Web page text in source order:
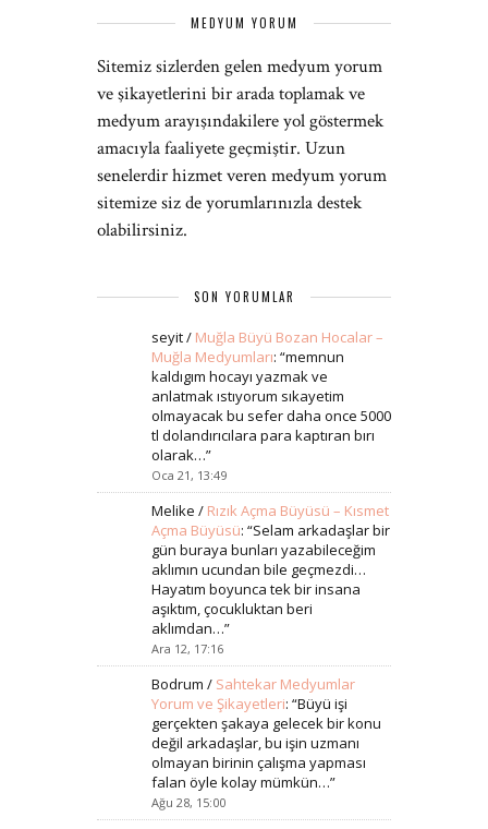
MEDYUM YORUM
Sitemiz sizlerden gelen medyum yorum
ve şikayetlerini bir arada toplamak ve
medyum arayışındakilere yol göstermek
amacıyla faaliyete geçmiştir. Uzun
senelerdir hizmet veren medyum yorum
sitemize siz de yorumlarınızla destek
olabilirsiniz.
SON YORUMLAR
seyit/ Muğla Büyü Bozan Hocalar –
Muğla Medyumları: “memnun
kaldıgım hocayı yazmak ve
anlatmak ıstıyorum sıkayetim
olmayacak bu sefer daha once 5000
tl dolandırıcılara para kaptıran bırı
olarak…”
Oca 21, 13:49
Melike / Rızık Açma Büyüsü – Kısmet
Açma Büyüsü: “Selam arkadaşlar bir
gün buraya bunları yazabileceğim
aklımın ucundan bile geçmezdi…
Hayatım boyunca tek bir insana
aşıktım, çocukluktan beri
aklımdan…”
Ara 12, 17:16
Bodrum / Sahtekar Medyumlar
Yorum ve Şikayetleri: “Büyü işi
gerçekten şakaya gelecek bir konu
değil arkadaşlar, bu işin uzmanı
olmayan birinin çalışma yapması
falan öyle kolay mümkün…”
Ağu 28, 15:00